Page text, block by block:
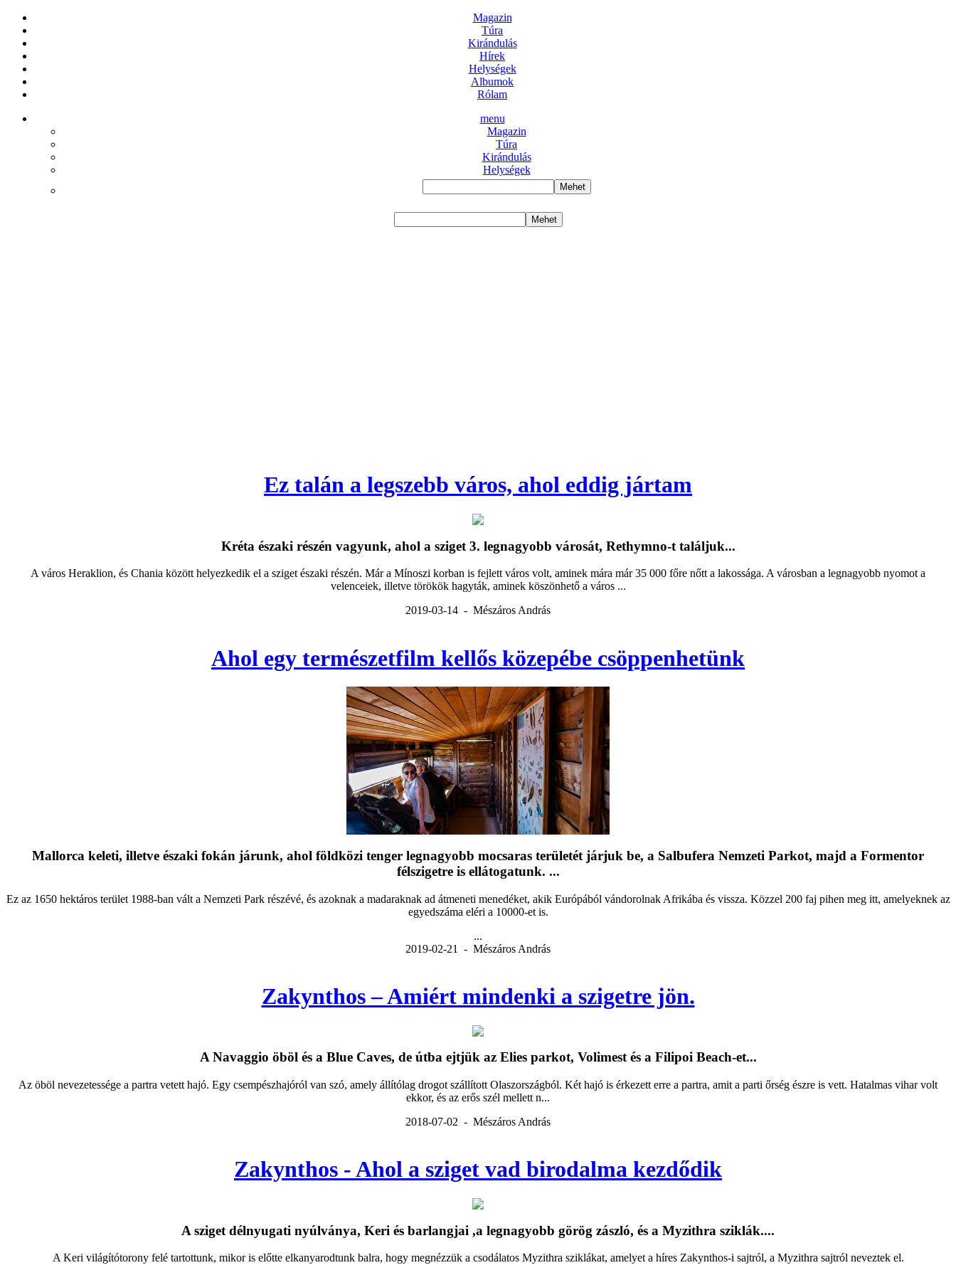
Magazin
Túra
Kirándulás
Hírek
Helységek
Albumok
Rólam
menu
Magazin
Túra
Kirándulás
Helységek
Ez talán a legszebb város, ahol eddig jártam
Kréta északi részén vagyunk, ahol a sziget 3. legnagyobb városát, Rethymno-t találjuk...
A város Heraklion, és Chania között helyezkedik el a sziget északi részén. Már a Mínoszi korban is fejlett város volt, aminek mára már 35 000 főre nőtt a lakossága. A városban a legnagyobb nyomot a
velenceiek, illetve törökök hagyták, aminek köszönhető a város ...
2019-03-14 - Mészáros András
Ahol egy természetfilm kellős közepébe csöppenhetünk
Mallorca keleti, illetve északi fokán járunk, ahol földközi tenger legnagyobb mocsaras területét járjuk be, a Salbufera Nemzeti Parkot, majd a Formentor
félszigetre is ellátogatunk. ...
Ez az 1650 hektáros terület 1988-ban vált a Nemzeti Park részévé, és azoknak a madaraknak ad átmeneti menedéket, akik Európából vándorolnak Afrikába és vissza. Közzel 200 faj pihen meg itt, amelyeknek az
egyedszáma eléri a 10000-et is.
...
2019-02-21 - Mészáros András
Zakynthos – Amiért mindenki a szigetre jön.
A Navaggio öböl és a Blue Caves, de útba ejtjük az Elies parkot, Volimest és a Filipoi Beach-et...
Az öböl nevezetessége a partra vetett hajó. Egy csempészhajóról van szó, amely állítólag drogot szállított Olaszországból. Két hajó is érkezett erre a partra, amit a parti őrség észre is vett. Hatalmas vihar volt
ekkor, és az erős szél mellett n...
2018-07-02 - Mészáros András
Zakynthos - Ahol a sziget vad birodalma kezdődik
A sziget délnyugati nyúlványa, Keri és barlangjai ,a legnagyobb görög zászló, és a Myzithra sziklák....
A Keri világítótorony felé tartottunk, mikor is előtte elkanyarodtunk balra, hogy megnézzük a csodálatos Myzithra sziklákat, amelyet a híres Zakynthos-i sajtról, a Myzithra sajtról neveztek el.